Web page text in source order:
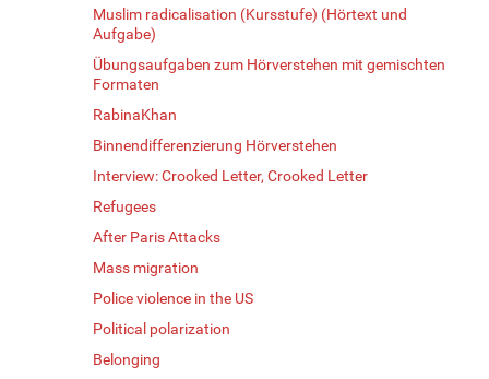
Muslim radicalisation (Kursstufe) (Hörtext und
Aufgabe)
Übungsaufgaben zum Hörverstehen mit gemischten
Formaten
RabinaKhan
Binnendifferenzierung Hörverstehen
Interview: Crooked Letter, Crooked Letter
Refugees
After Paris Attacks
Mass migration
Police violence in the US
Political polarization
Belonging